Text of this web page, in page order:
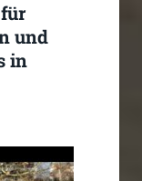
und
in